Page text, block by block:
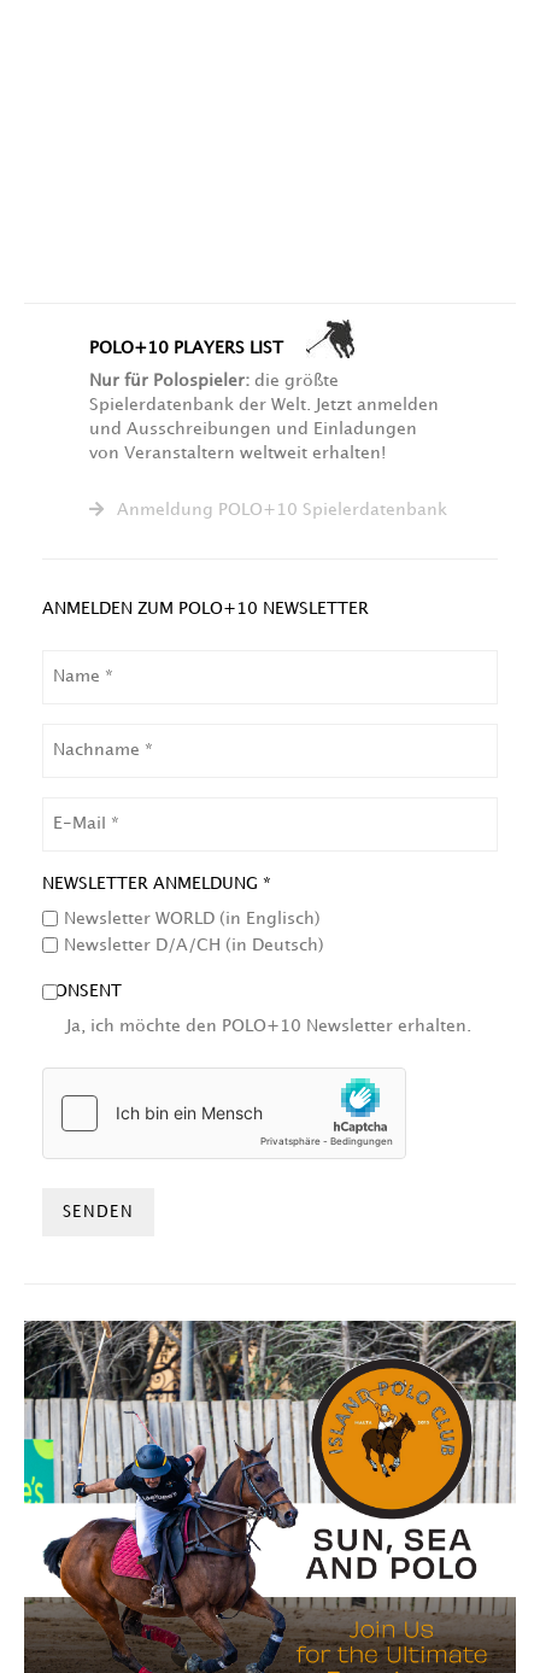
POLO+10 PLAYERS LIST
Nur für Polospieler: die größte
Spielerdatenbank der Welt. Jetzt anmelden
und Ausschreibungen und Einladungen
von Veranstaltern weltweit erhalten!
Anmeldung POLO+10 Spielerdatenbank
ANMELDEN ZUM POLO+10 NEWSLETTER
NEWSLETTER ANMELDUNG *
Newsletter WORLD (in Englisch)
Newsletter D/A/CH (in Deutsch)
CONSENT
Ja, ich möchte den POLO+10 Newsletter erhalten.